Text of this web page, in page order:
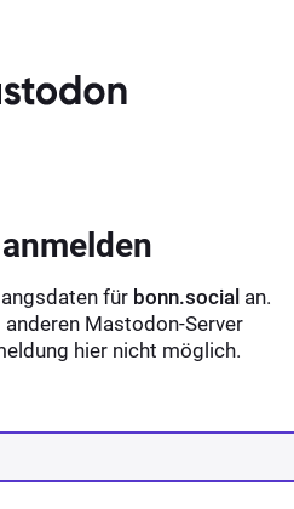
für bonn.social an.
Mastodon-Server
hier nicht möglich.